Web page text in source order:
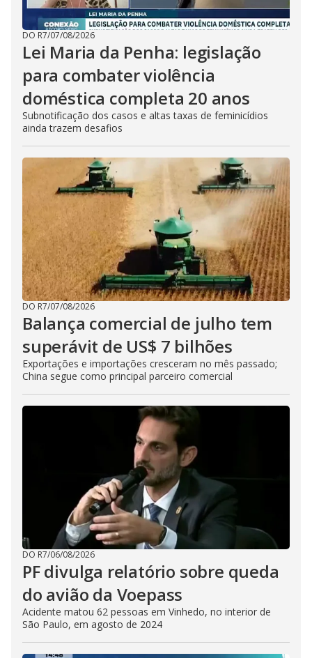
DO R7/07/08/2026
Lei Maria da Penha: legislação
para combater violência
doméstica completa 20 anos
Subnotificação dos casos e altas taxas de feminicídios
ainda trazem desafios
DO R7/07/08/2026
Balança comercial de julho tem
superávit de US$ 7 bilhões
Exportações e importações cresceram no mês passado;
China segue como principal parceiro comercial
DO R7/06/08/2026
PF divulga relatório sobre queda
do avião da Voepass
Acidente matou 62 pessoas em Vinhedo, no interior de
São Paulo, em agosto de 2024